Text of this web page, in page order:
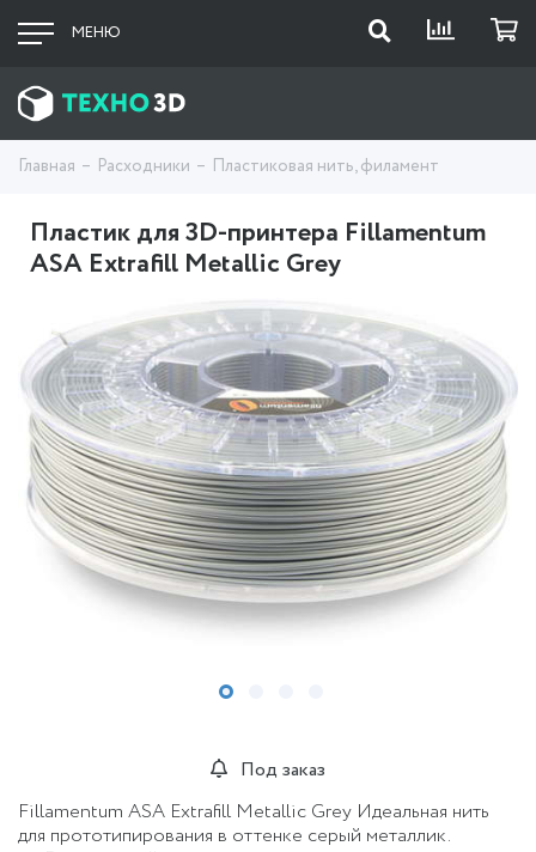
МЕНЮ
Главная Расходники Пластиковая нить, филамент
Пластик для 3D-принтера Fillamentum
ASA Extrafill Metallic Grey
Под заказ
Fillamentum ASA Extrafill Metallic Grey Идеальная нить
для прототипирования в оттенке серый металлик.